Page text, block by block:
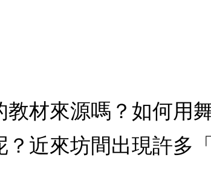
材來源嗎？如何用
近來坊間出現許多「